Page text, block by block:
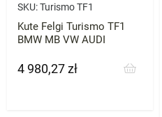
SKU:Turismo TF1
Kute Felgi Turismo TF1
BMW MB VW AUDI
Cena
4 980,27 zł